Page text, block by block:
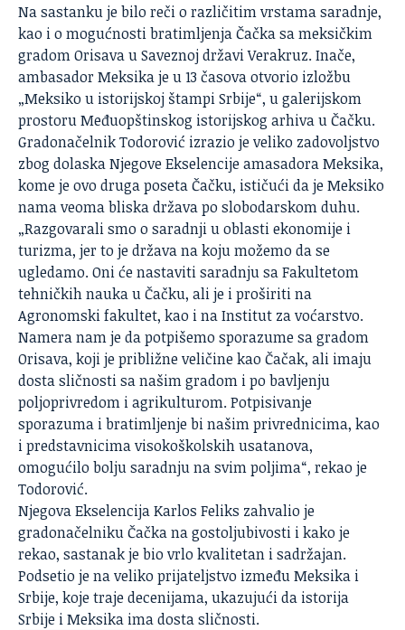
Na sastanku je bilo reči o različitim vrstama saradnje,
kao i o mogućnosti bratimljenja Čačka sa meksičkim
gradom Orisava u Saveznoj državi Verakruz. Inače,
ambasador Meksika je u 13 časova otvorio izložbu
„Meksiko u istorijskoj štampi Srbije“, u galerijskom
prostoru Međuopštinskog istorijskog arhiva u Čačku.
Gradonačelnik Todorović izrazio je veliko zadovoljstvo
zbog dolaska Njegove Ekselencije amasadora Meksika,
kome je ovo druga poseta Čačku, ističući da je Meksiko
nama veoma bliska država po slobodarskom duhu.
„Razgovarali smo o saradnji u oblasti ekonomije i
turizma, jer to je država na koju možemo da se
ugledamo. Oni će nastaviti saradnju sa Fakultetom
tehničkih nauka u Čačku, ali je i proširiti na
Agronomski fakultet, kao i na Institut za voćarstvo.
Namera nam je da potpišemo sporazume sa gradom
Orisava, koji je približne veličine kao Čačak, ali imaju
dosta sličnosti sa našim gradom i po bavljenju
poljoprivredom i agrikulturom. Potpisivanje
sporazuma i bratimljenje bi našim privrednicima, kao
i predstavnicima visokoškolskih usatanova,
omogućilo bolju saradnju na svim poljima“, rekao je
Todorović.
Njegova Ekselencija Karlos Feliks zahvalio je
gradonačelniku Čačka na gostoljubivosti i kako je
rekao, sastanak je bio vrlo kvalitetan i sadržajan.
Podsetio je na veliko prijateljstvo između Meksika i
Srbije, koje traje decenijama, ukazujući da istorija
Srbije i Meksika ima dosta sličnosti.